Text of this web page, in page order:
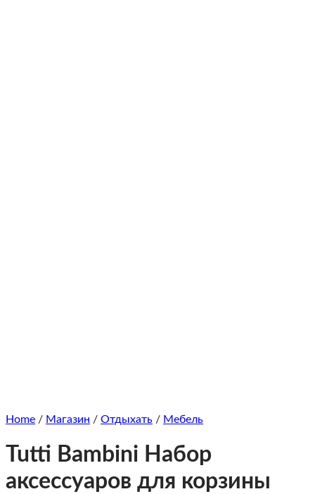
Home / Магазин / Отдыхать / Мебель
Tutti Bambini Набор
аксессуаров для корзины